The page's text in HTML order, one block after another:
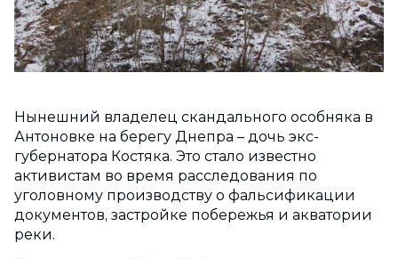
Нынешний владелец скандального особняка в
Антоновке на берегу Днепра – дочь экс-
губернатора Костяка. Это стало известно
активистам во время расследования по
уголовному производству о фальсификации
документов, застройке побережья и акватории
реки.